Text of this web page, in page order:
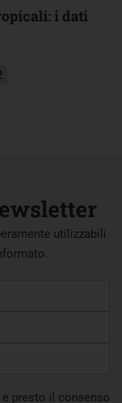
i dati
utilizzabili
e presto il consenso